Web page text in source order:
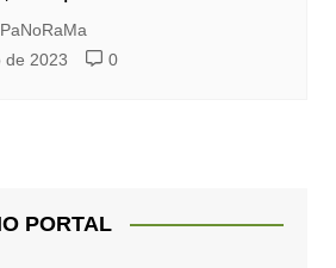
de 2023
0
PORTAL